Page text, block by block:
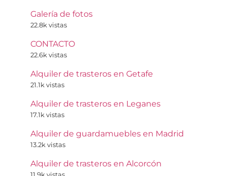
Galería de fotos
22.8k vistas
CONTACTO
22.6k vistas
Alquiler de trasteros en Getafe
21.1k vistas
Alquiler de trasteros en Leganes
17.1k vistas
Alquiler de guardamuebles en Madrid
13.2k vistas
Alquiler de trasteros en Alcorcón